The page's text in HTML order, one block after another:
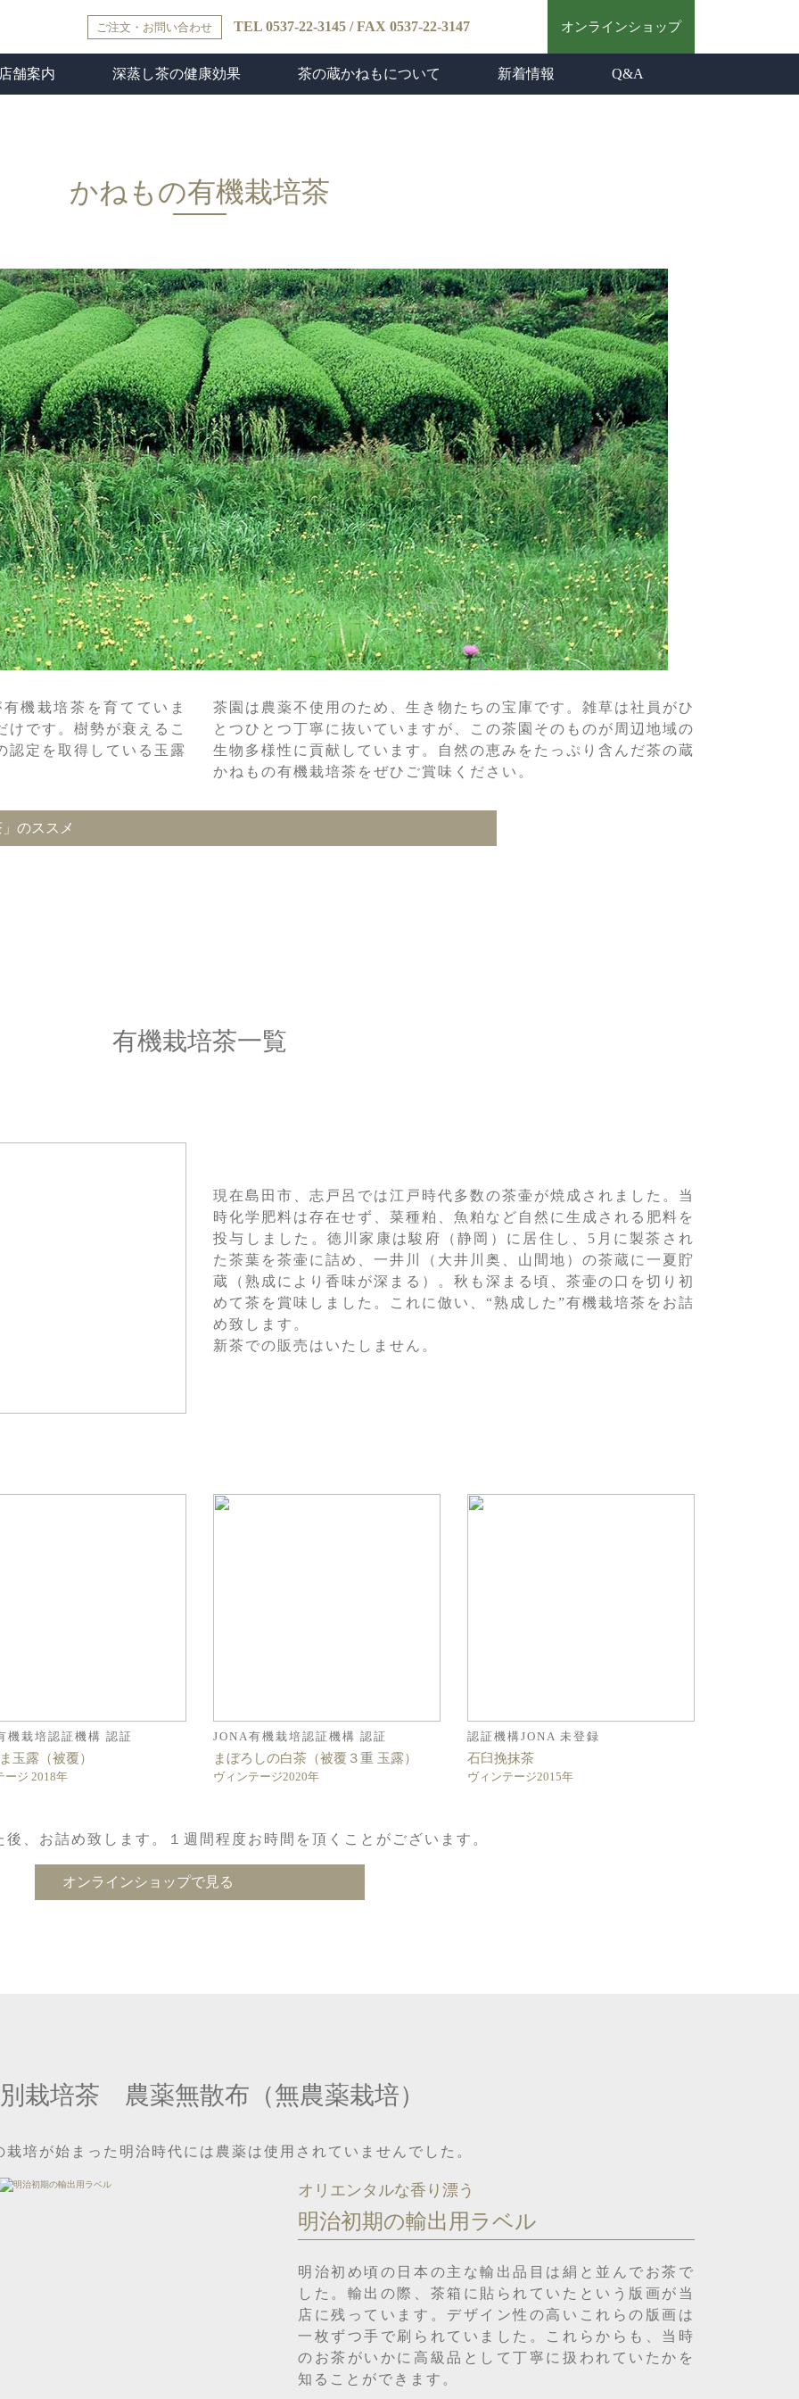
ご注文・お問い合わせ TEL 0537-22-3145 / FAX 0537-22-3147 オンラインショップ
店舗案内 深蒸し茶の健康効果 茶の蔵かねもについて 新着情報 Q&A
かねもの有機栽培茶
機栽培茶を育てていま
です。樹勢が衰えるこ
認定を取得している玉露
茶園は農薬不使用のため、生き物たちの宝庫です。雑草は社員がひ
とつひとつ丁寧に抜いていますが、この茶園そのものが周辺地域の
生物多様性に貢献しています。自然の恵みをたっぷり含んだ茶の蔵
かねもの有機栽培茶をぜひご賞味ください。
のススメ
有機栽培茶一覧
現在島田市、志戸呂では江戸時代多数の茶壷が焼成されました。当
時化学肥料は存在せず、菜種粕、魚粕など自然に生成される肥料を
投与しました。徳川家康は駿府（静岡）に居住し、5月に製茶され
た茶葉を茶壷に詰め、一井川（大井川奥、山間地）の茶蔵に一夏貯
蔵（熟成により香味が深まる）。秋も深まる頃、茶壷の口を切り初
めて茶を賞味しました。これに倣い、“熟成した”有機栽培茶をお詰
め致します。
新茶での販売はいたしません。
機栽培認証機構 認証
玉露（被覆）
ージ 2018年
JONA有機栽培認証機構 認証
まぼろしの白茶（被覆３重 玉露）
ヴィンテージ2020年
認証機構JONA 未登録
石臼挽抹茶
ヴィンテージ2015年
後、お詰め致します。１週間程度お時間を頂くことがございます。
オンラインショップで見る
栽培茶 農薬無散布（無農薬栽培）
栽培が始まった明治時代には農薬は使用されていませんでした。
オリエンタルな香り漂う
明治初期の輸出用ラベル
明治初め頃の日本の主な輸出品目は絹と並んでお茶で
した。輸出の際、茶箱に貼られていたという版画が当
店に残っています。デザイン性の高いこれらの版画は
一枚ずつ手で刷られていました。これらからも、当時
のお茶がいかに高級品として丁寧に扱われていたかを
知ることができます。